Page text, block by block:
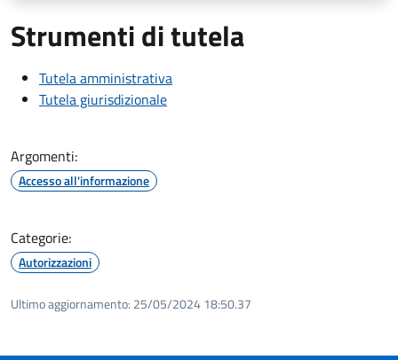
Strumenti di tutela
Tutela amministrativa
Tutela giurisdizionale
Argomenti:
Accesso all'informazione
Categorie:
Autorizzazioni
Ultimo aggiornamento: 25/05/2024 18:50.37